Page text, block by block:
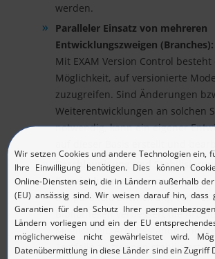
werden.
Paralleler Einsatz von mehreren
Entwicklungszweigen (Branches):
Mit EXAM Version Control besteht
Möglichkeit, auf versionierte
zuzugreifen. Sind Änderungen
Weiterentwicklungen an solchen
notwendig, kann ein eigener
Beschleunigung und
Entwicklungsprozesses:
Die parallele Entwicklung von
Bibliotheken verbessert die
Möglichkeit, Arbeitsstände und
Testfälle zu trennen stabilisiert